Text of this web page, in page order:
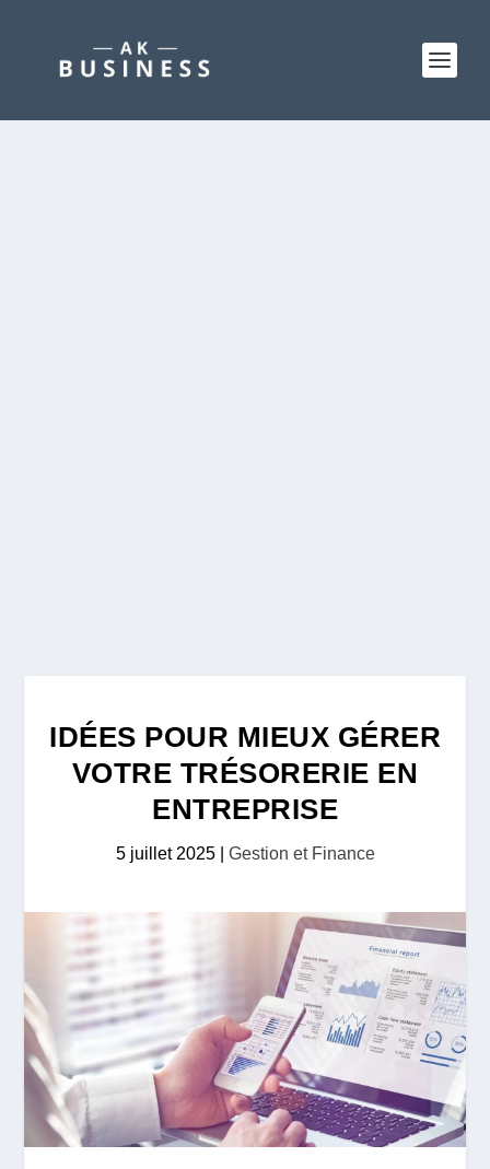
IDÉES POUR MIEUX GÉRER
VOTRE TRÉSORERIE EN
ENTREPRISE
5 juillet 2025| Gestion et Finance